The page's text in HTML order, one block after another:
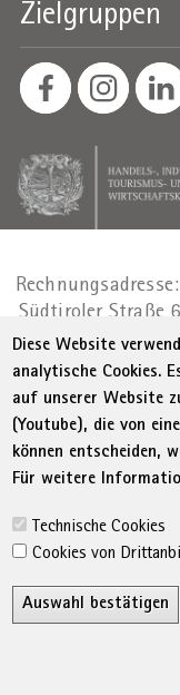
Zielgruppen
Südtiroler Straße
© WIFI
Erklärung
Diese Website
analytische Cookies.
auf unserer Website
(Youtube), die von
können entscheiden,
Für weitere
Technische Cookies
Cookies von
Auswahl bestätigen